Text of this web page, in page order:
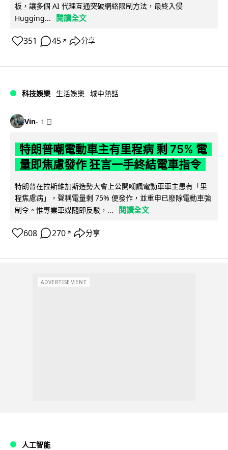
板，讓多個 AI 代理互通突破網絡限制方法，最終入侵
Hugging...
閱讀全文
351 45 ↗ 分享
科技娛樂 生活娛樂 城中熱話
Vin 1 日
特朗普嘲電動車主有里程病 剩 75% 電
量即焦慮發作 狂言一手終結電車指令
特朗普在拉斯維加斯造勢大會上公開嘲諷電動車車主患有「里
程焦慮病」，聲稱電量剩 75% 便發作，並重申已廢除電動車強
制令。惟專業車媒隨即反駁，...
閱讀全文
608 270 ↗ 分享
ADVERTISEMENT
人工智能